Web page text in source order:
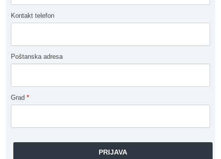
Kontakt telefon
Poštanska adresa
Grad *